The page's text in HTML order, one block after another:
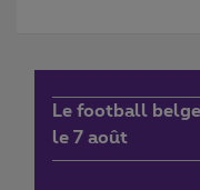
Le football
le 7 août